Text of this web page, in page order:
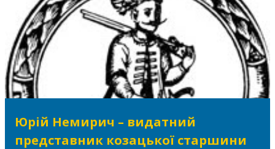
Юрій Немирич – видатний
представник козацької старшини